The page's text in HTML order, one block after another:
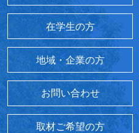
在学生の方
地域・企業の方
お問い合わせ
取材ご希望の方